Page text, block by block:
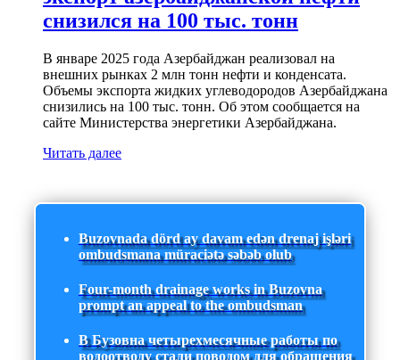
снизился на 100 тыс. тонн
В январе 2025 года Азербайджан реализовал на
внешних рынках 2 млн тонн нефти и конденсата.
Объемы экспорта жидких углеводородов Азербайджана
снизились на 100 тыс. тонн. Об этом сообщается на
сайте Министерства энергетики Азербайджана.
Читать далее
Buzovnada dörd ay davam edən drenaj işləri
ombudsmana müraciətə səbəb olub
Four-month drainage works in Buzovna
prompt an appeal to the ombudsman
В Бузовна четырехмесячные работы по
водоотводу стали поводом для обращения